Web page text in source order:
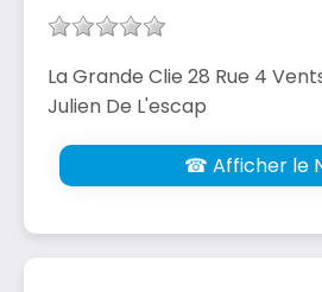
La Grande Clie 28 Rue 4
Julien De L'escap
☎ Afficher le